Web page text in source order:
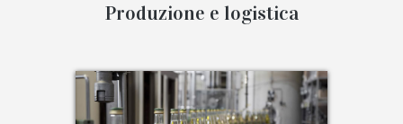
Produzione e logistica